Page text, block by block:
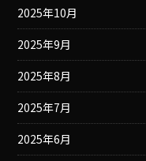
2025年10月
2025年9月
2025年8月
2025年7月
2025年6月